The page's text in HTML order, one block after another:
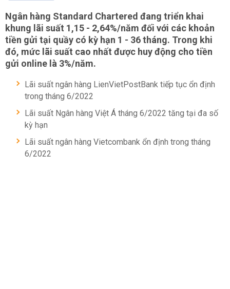
Ngân hàng Standard Chartered đang triển khai
khung lãi suất 1,15 - 2,64%/năm đối với các khoản
tiền gửi tại quầy có kỳ hạn 1 - 36 tháng. Trong khi
đó, mức lãi suất cao nhất được huy động cho tiền
gửi online là 3%/năm.
Lãi suất ngân hàng LienVietPostBank tiếp tục ổn định
trong tháng 6/2022
Lãi suất Ngân hàng Việt Á tháng 6/2022 tăng tại đa số
kỳ hạn
Lãi suất ngân hàng Vietcombank ổn định trong tháng
6/2022